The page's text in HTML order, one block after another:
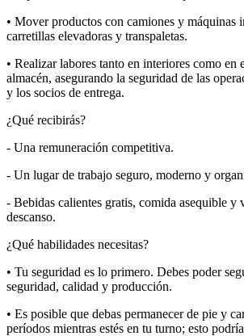
• Mover productos con camiones y máquinas
carretillas elevadoras y transpaletas.
• Realizar labores tanto en interiores como en
almacén, asegurando la seguridad de las
y los socios de entrega.
¿Qué recibirás?
- Una remuneración competitiva.
- Un lugar de trabajo seguro, moderno y
- Bebidas calientes gratis, comida asequible y
descanso.
¿Qué habilidades necesitas?
• Tu seguridad es lo primero. Debes poder
seguridad, calidad y producción.
• Es posible que debas permanecer de pie y
períodos mientras estés en tu turno; esto